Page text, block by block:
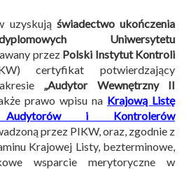
uzyskują świadectwo ukończenia
Uniwersytetu
przez Polski Instytut Kontroli
certyfikat potwierdzający
„Audytor Wewnętrzny II
prawo wpisu na Krajową Listę
Audytorów i Kontrolerów
przez PIKW, oraz, zgodnie z
Krajowej Listy, bezterminowe,
wsparcie merytoryczne w